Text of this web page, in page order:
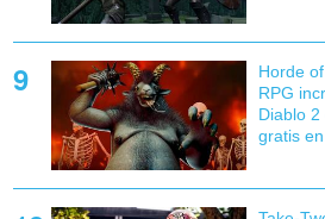
Horde
RPG
Diablo
gratis